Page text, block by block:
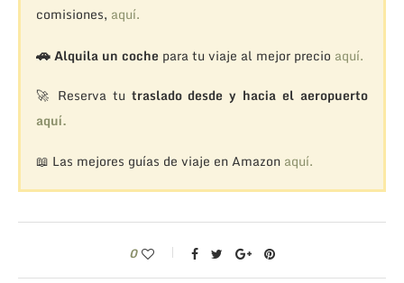
comisiones, aquí.
🚗Alquila un coche para tu viaje al mejor precio aquí.
🚀 Reserva tu traslado desde y hacia el aeropuerto
aquí.
📖 Las mejores guías de viaje en Amazon aquí.
0